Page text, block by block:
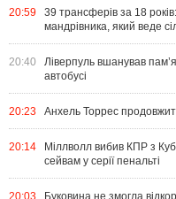
20:59
39 трансферів за 18
мандрівника, який веде
20:40
Ліверпуль вшанував
автобусі
20:23 Анхель Торрес
20:14
Міллволл вибив КПР з
сейвам у серії пенальті
20:03 Буковина не змогла